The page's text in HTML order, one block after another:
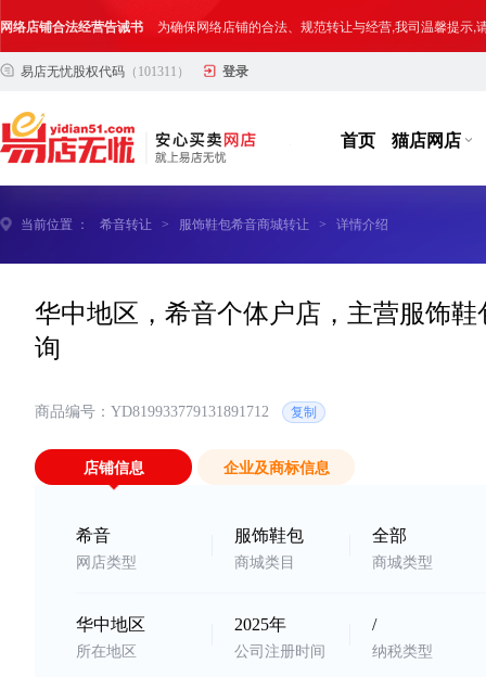
网络店铺合法经营告诫书 为确保网络店铺的合法、规范转让与经营,我司温馨提示
合法合规经营告客户书 部分客户在购买抖店网络店铺后，存在试图规避平台监
网络店铺合法经营告诫书 为确保网络店铺的合法、规范转让与经营,我司温馨提示
易店无忧股权代码 （101311） 登录
首页 猫店网店
当前位置 ： 希音转让 > 服饰鞋包希音商城转让 > 详情介绍
华中地区，希音个体户店，主营服饰
询
商品编号：YD819933779131891712 复制
店铺信息 企业及商标信息
希音
网店类型
服饰鞋包
商城类目
全部
商城类型
华中地区
所在地区
2025年
公司注册时间
/
纳税类型